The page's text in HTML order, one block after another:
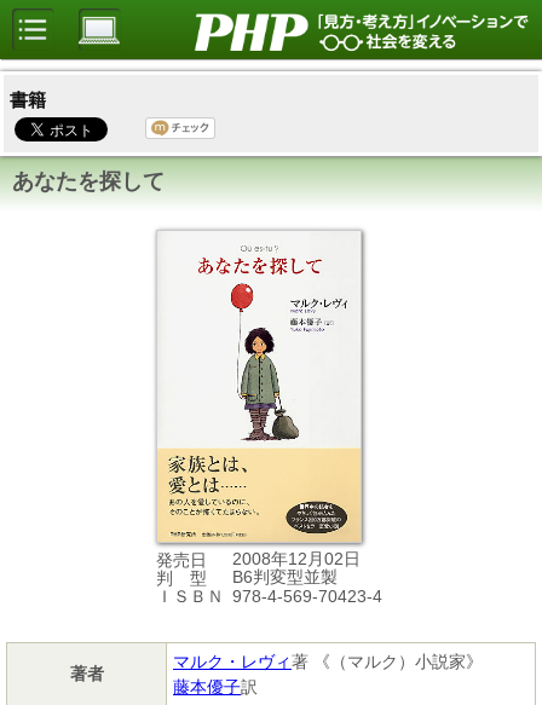
書籍
あなたを探して
発売日
2008年12月02日
判 型
B6判変型並製
ＩＳＢＮ
978-4-569-70423-4
著者
マルク・レヴィ著 《（マルク）小説家》
藤本優子訳